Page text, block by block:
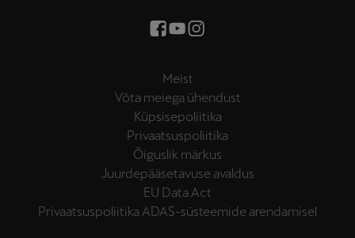
Multifunktsionaalne rool
Meist
Võta meiega ühendust
Küpsisepoliitika
Privaatsuspoliitika
Õiguslik märkus
Juurdepääsetavuse avaldus
EU Data Act
Privaatsuspoliitika ADAS-süsteemide arendamisel